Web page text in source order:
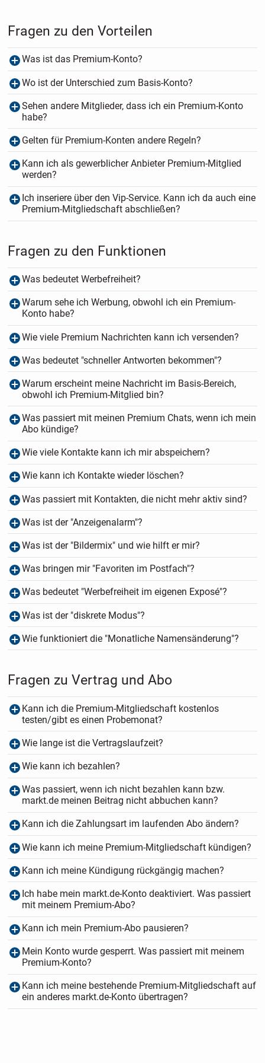
Fragen zu den Vorteilen
Was ist das Premium-Konto?
Wo ist der Unterschied zum Basis-Konto?
Sehen andere Mitglieder, dass ich ein Premium-Konto
habe?
Gelten für Premium-Konten andere Regeln?
Kann ich als gewerblicher Anbieter Premium-Mitglied
werden?
Ich inseriere über den Vip-Service. Kann ich da auch eine
Premium-Mitgliedschaft abschließen?
Fragen zu den Funktionen
Was bedeutet Werbefreiheit?
Warum sehe ich Werbung, obwohl ich ein Premium-
Konto habe?
Wie viele Premium Nachrichten kann ich versenden?
Was bedeutet "schneller Antworten bekommen"?
Warum erscheint meine Nachricht im Basis-Bereich,
obwohl ich Premium-Mitglied bin?
Was passiert mit meinen Premium Chats, wenn ich mein
Abo kündige?
Wie viele Kontakte kann ich mir abspeichern?
Wie kann ich Kontakte wieder löschen?
Was passiert mit Kontakten, die nicht mehr aktiv sind?
Was ist der "Anzeigenalarm"?
Was ist der "Bildermix" und wie hilft er mir?
Was bringen mir "Favoriten im Postfach"?
Was bedeutet "Werbefreiheit im eigenen Exposé"?
Was ist der "diskrete Modus"?
Wie funktioniert die "Monatliche Namensänderung"?
Fragen zu Vertrag und Abo
Kann ich die Premium-Mitgliedschaft kostenlos
testen/gibt es einen Probemonat?
Wie lange ist die Vertragslaufzeit?
Wie kann ich bezahlen?
Was passiert, wenn ich nicht bezahlen kann bzw.
markt.de meinen Beitrag nicht abbuchen kann?
Kann ich die Zahlungsart im laufenden Abo ändern?
Wie kann ich meine Premium-Mitgliedschaft kündigen?
Kann ich meine Kündigung rückgängig machen?
Ich habe mein markt.de-Konto deaktiviert. Was passiert
mit meinem Premium-Abo?
Kann ich mein Premium-Abo pausieren?
Mein Konto wurde gesperrt. Was passiert mit meinem
Premium-Konto?
Kann ich meine bestehende Premium-Mitgliedschaft auf
ein anderes markt.de-Konto übertragen?